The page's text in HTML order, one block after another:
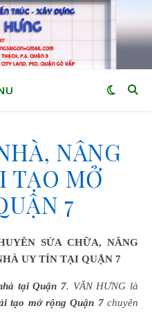
NÂNG
TẠO MỞ
7
UY TÍN TẠI QUẬN 7
tại Quận 7. VĂN HƯNG là
tạo mở rộng Quận 7chuyên